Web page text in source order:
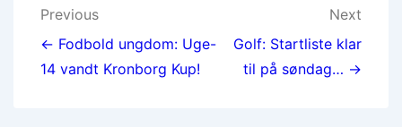
Indlægsnavigation
Previous
← Fodbold ungdom: Uge-
14 vandt Kronborg Kup!
Next
Golf: Startliste klar
til på søndag… →